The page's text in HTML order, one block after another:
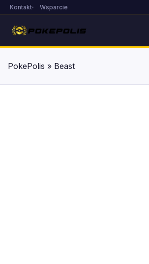
Kontakt Wsparcie
PokePolis » Beast